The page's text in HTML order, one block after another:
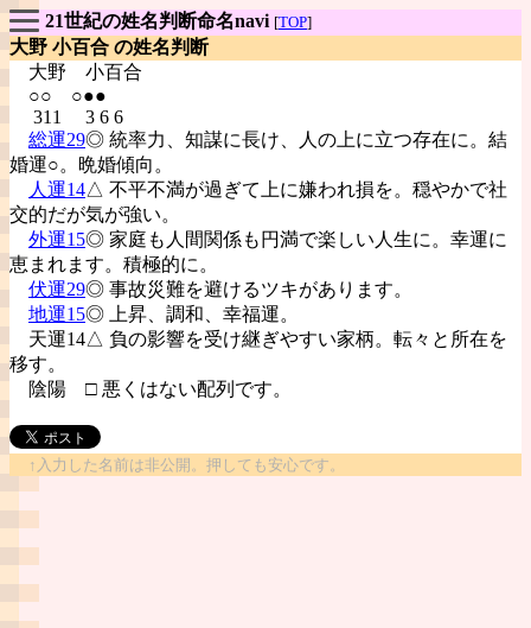
21世紀の姓名判断命名navi [TOP]
大野 小百合 の姓名判断
大野 小百合
○○ ○●●
311 3 6 6
総運29◎ 統率力、知謀に長け、人の上に立つ存在に。結
婚運○。晩婚傾向。
人運14△ 不平不満が過ぎて上に嫌われ損を。穏やかで社
交的だが気が強い。
外運15◎ 家庭も人間関係も円満で楽しい人生に。幸運に
恵まれます。積極的に。
伏運29◎ 事故災難を避けるツキがあります。
地運15◎ 上昇、調和、幸福運。
天運14△ 負の影響を受け継ぎやすい家柄。転々と所在を
移す。
陰陽 □ 悪くはない配列です。
↑入力した名前は非公開。押しても安心です。